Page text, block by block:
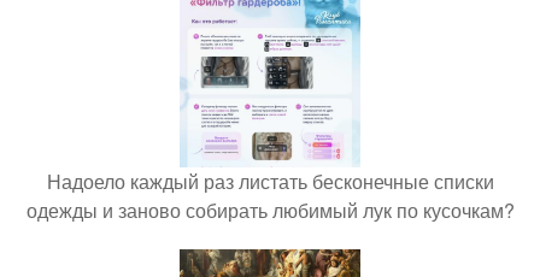
Надоело каждый раз листать бесконечные списки
одежды и заново собирать любимый лук по кусочкам?